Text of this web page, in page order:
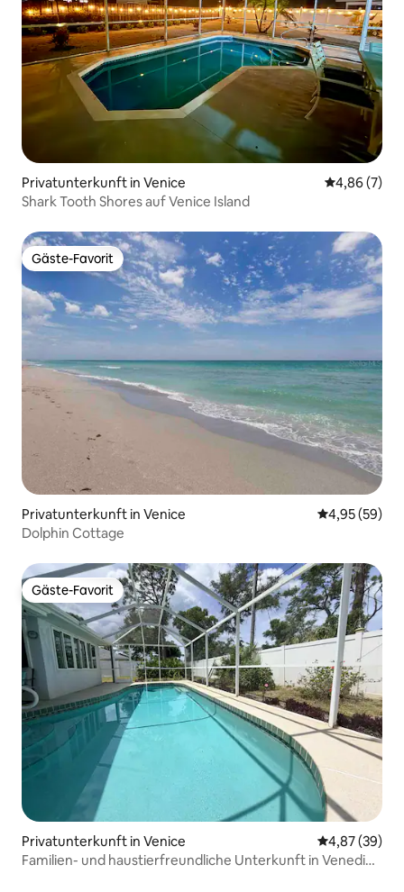
Privatunterkunft in Venice
4,86 (7)
Shark Tooth Shores auf Venice Island
Gäste-Favorit
Gäste-Favorit
Privatunterkunft in Venice
4,95 (59)
Dolphin Cottage
Gäste-Favorit
Gäste-Favorit
Privatunterkunft in Venice
4,87 (39)
Familien- und haustierfreundliche Unterkunft in Venedig